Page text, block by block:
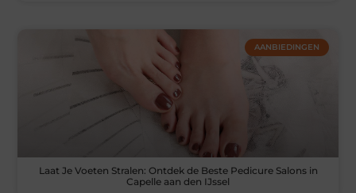
AANBIEDINGEN
Laat Je Voeten Stralen: Ontdek de Beste Pedicure Salons in
Capelle aan den IJssel